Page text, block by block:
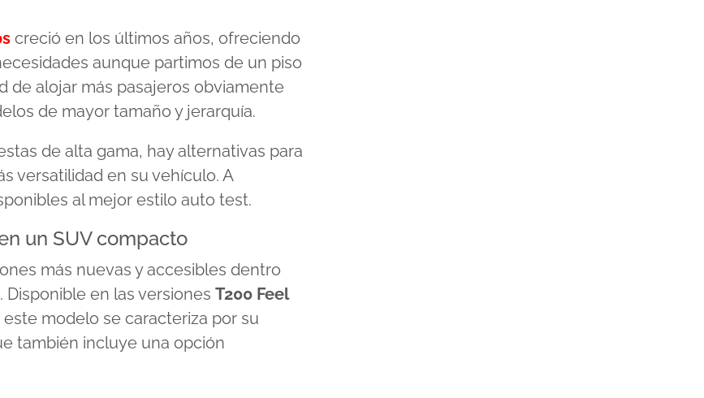
creció en los últimos años, ofreciendo
aunque partimos de un piso
de alojar más pasajeros obviamente
de mayor tamaño y jerarquía.
de alta gama, hay alternativas para
versatilidad en su vehículo. A
al mejor estilo auto test.
un SUV compacto
más nuevas y accesibles dentro
en las versiones T200 Feel
este modelo se caracteriza por su
también incluye una opción